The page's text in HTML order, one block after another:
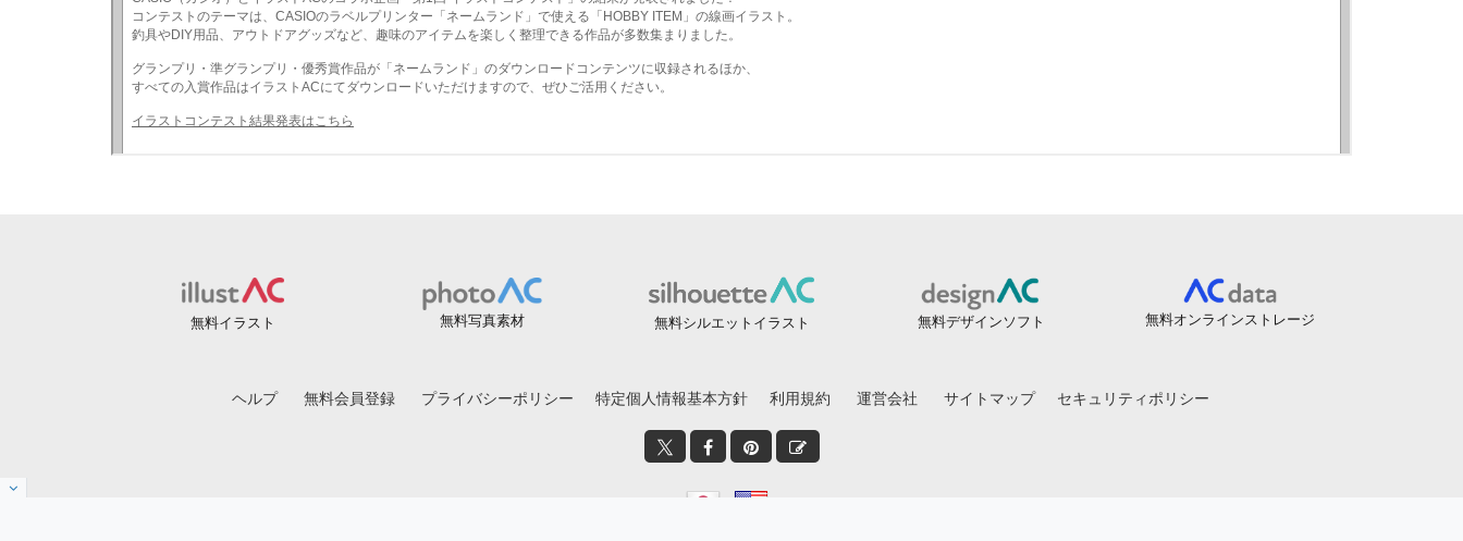
無料イラスト 無料写真素材 無料シルエットイラスト 無料デザインソフト 無料オンラインストレージ
ヘルプ 無料会員登録 プライバシーポリシー 特定個人情報基本方針 利用規約 運営会社 サイトマップ セキュリティポリシー